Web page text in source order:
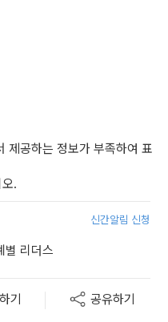
제공하는 정보가 부족하여 표
.
신간알림 신청
별 리더스
기 공유하기